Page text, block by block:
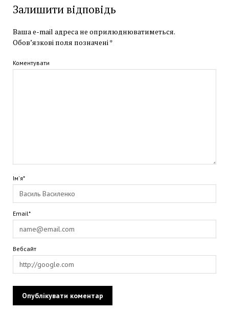
Залишити відповідь
Ваша e-mail адреса не оприлюднюватиметься.
Обов’язкові поля позначені *
Коментувати
Ім'я*
Email*
Вебсайт